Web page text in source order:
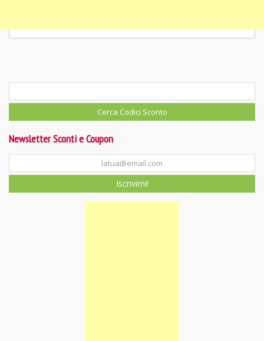
Newsletter Sconti e Coupon
Iscrivimi!